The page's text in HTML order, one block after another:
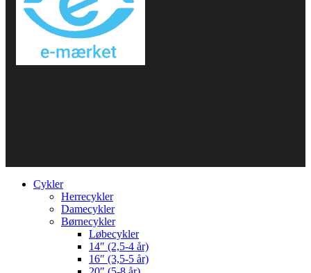
Cykler
Herrecykler
Damecykler
Børnecykler
Løbecykler
14″ (2,5-4 år)
16″ (3,5-5 år)